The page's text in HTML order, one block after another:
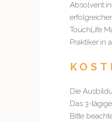
TouchLife
Praktiker:in
Die
Das 3-
Bitte